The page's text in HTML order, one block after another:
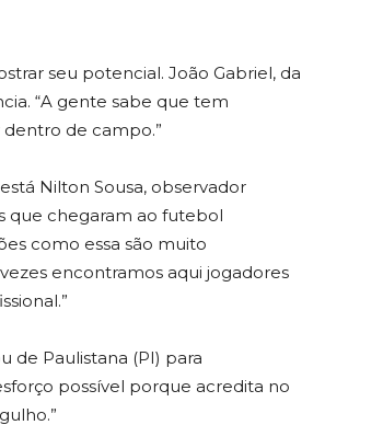
seu potencial. João Gabriel, da
“A gente sabe que tem
de campo.”
Nilton Sousa, observador
que chegaram ao futebol
como essa são muito
encontramos aqui jogadores
de Paulistana (PI) para
possível porque acredita no